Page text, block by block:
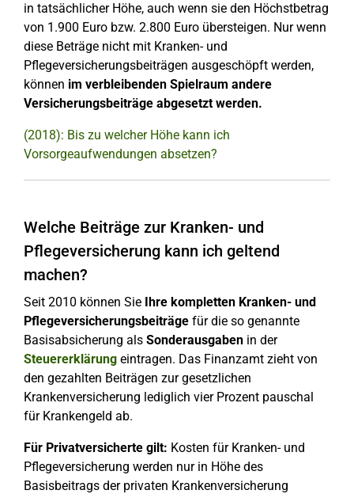
in tatsächlicher Höhe, auch wenn sie den Höchstbetrag
von 1.900 Euro bzw. 2.800 Euro übersteigen. Nur wenn
diese Beträge nicht mit Kranken- und
Pflegeversicherungsbeiträgen ausgeschöpft werden,
können im verbleibenden Spielraum andere
Versicherungsbeiträge abgesetzt werden.
(2018): Bis zu welcher Höhe kann ich
Vorsorgeaufwendungen absetzen?
Welche Beiträge zur Kranken- und
Pflegeversicherung kann ich geltend
machen?
Seit 2010 können Sie Ihre kompletten Kranken- und
Pflegeversicherungsbeiträge für die so genannte
Basisabsicherung als Sonderausgaben in der
Steuererklärung eintragen. Das Finanzamt zieht von
den gezahlten Beiträgen zur gesetzlichen
Krankenversicherung lediglich vier Prozent pauschal
für Krankengeld ab.
Für Privatversicherte gilt: Kosten für Kranken- und
Pflegeversicherung werden nur in Höhe des
Basisbeitrags der privaten Krankenversicherung